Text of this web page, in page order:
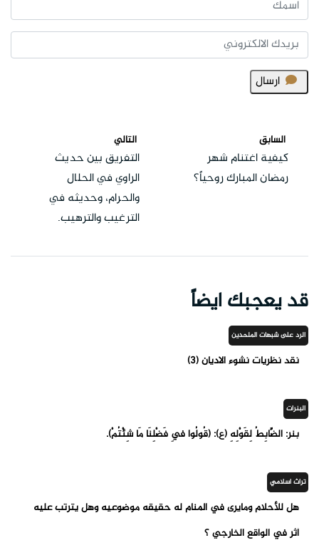
ارسال
السابق
كيفية اغتنام شهر
رمضان المبارك روحياً؟
التالي
التفريق بين حديث
الراوي في الحلال
والحرام، وحديثه في
الترغيب والترهيب.
قد يعجبك ايضاً
الرد على شبهات الملحدين
نقد نظريات نشوء الاديان (3)
البنرات
بنر: الضَّابِطُ لِقَوْلِهِ (ع): (قُولُوا فِي فَضْلِنَا مَا شِئْتُمْ).
تراث اسلامي
هل للأحلام ومايرى في المنام له حقيقه موضوعيه وهل يترتب عليه
أثر في الواقع الخارجي ؟